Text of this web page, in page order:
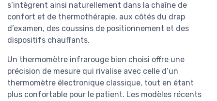
s’intègrent ainsi naturellement dans la chaîne de
confort et de thermothérapie, aux côtés du drap
d’examen, des coussins de positionnement et des
dispositifs chauffants.
Un thermomètre infrarouge bien choisi offre une
précision de mesure qui rivalise avec celle d’un
thermomètre électronique classique, tout en étant
plus confortable pour le patient. Les modèles récents